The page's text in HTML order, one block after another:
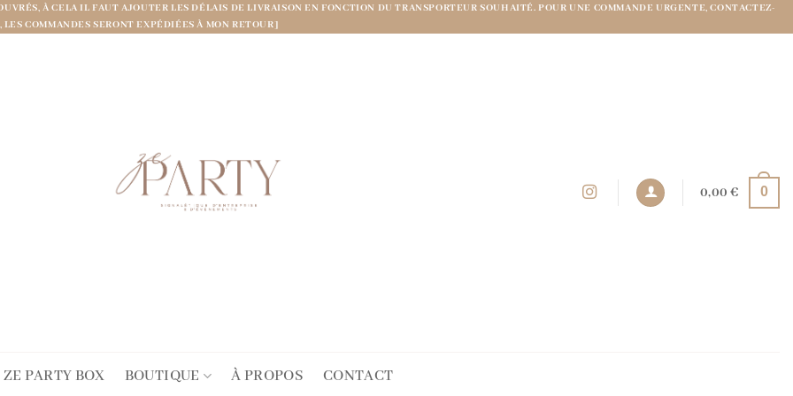
À CELA IL FAUT AJOUTER LES DÉLAIS DE LIVRAISON EN FONCTION DU TRANSPORTEUR SOUHAITÉ. POUR UNE COMMANDE URGENTE, CONTACTEZ-
COMMANDES SERONT EXPÉDIÉES À MON RETOUR]
0,00€ 0
ZE PARTY BOX BOUTIQUE À PROPOS CONTACT